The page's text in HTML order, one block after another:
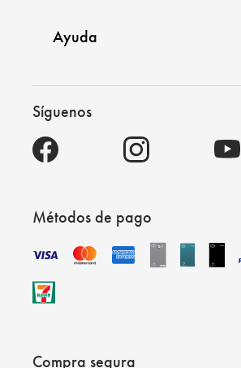
Ayuda
Síguenos
Métodos de pago
Compra segura